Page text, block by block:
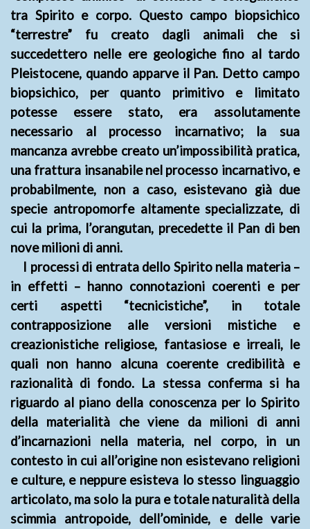
tra Spirito e corpo. Questo campo biopsichico
“terrestre” fu creato dagli animali che si
succedettero nelle ere geologiche fino al tardo
Pleistocene, quando apparve il Pan. Detto campo
biopsichico, per quanto primitivo e limitato
potesse essere stato, era assolutamente
necessario al processo incarnativo; la sua
mancanza avrebbe creato un’impossibilità pratica,
una frattura insanabile nel processo incarnativo, e
probabilmente, non a caso, esistevano già due
specie antropomorfe altamente specializzate, di
cui la prima, l’orangutan, precedette il Pan di ben
nove milioni di anni.
I processi di entrata dello Spirito nella materia –
in effetti – hanno connotazioni coerenti e per
certi aspetti “tecnicistiche”, in totale
contrapposizione alle versioni mistiche e
creazionistiche religiose, fantasiose e irreali, le
quali non hanno alcuna coerente credibilità e
razionalità di fondo. La stessa conferma si ha
riguardo al piano della conoscenza per lo Spirito
della materialità che viene da milioni di anni
d’incarnazioni nella materia, nel corpo, in un
contesto in cui all’origine non esistevano religioni
e culture, e neppure esisteva lo stesso linguaggio
articolato, ma solo la pura e totale naturalità della
scimmia antropoide, dell’ominide, e delle varie